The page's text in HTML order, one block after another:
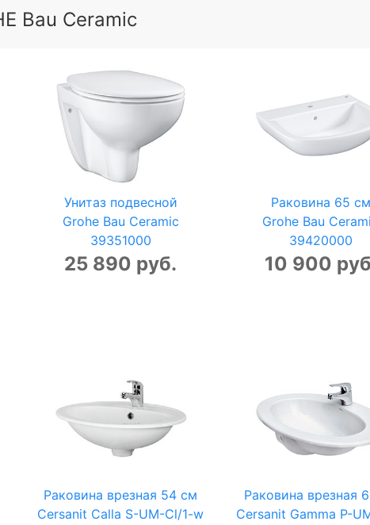
Bau Ceramic
Унитаз подвесной
Grohe Bau Ceramic
39351000
25 890 руб.
Раковина 65 см
Grohe Bau
39420000
10 900
Раковина врезная 54 см
Cersanit Calla S-UM-Cl/1-w
Раковина врезная
Cersanit Gamma P-